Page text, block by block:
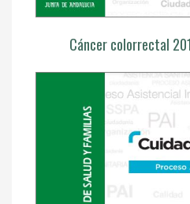
Cáncer colorrectal